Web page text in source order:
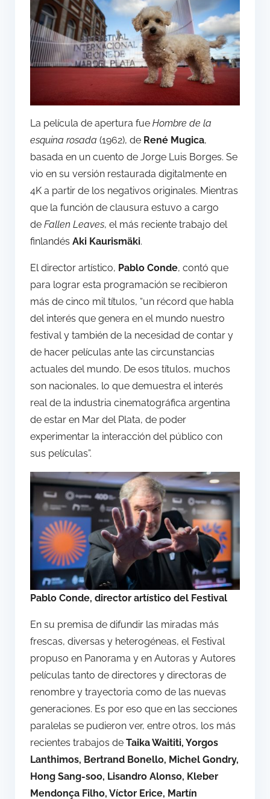
La película de apertura fue Hombre de la
esquina rosada (1962), de René Mugica,
basada en un cuento de Jorge Luis Borges. Se
vio en su versión restaurada digitalmente en
4K a partir de los negativos originales. Mientras
que la función de clausura estuvo a cargo
de Fallen Leaves, el más reciente trabajo del
finlandés Aki Kaurismäki.
El director artístico, Pablo Conde, contó que
para lograr esta programación se recibieron
más de cinco mil títulos, “un récord que habla
del interés que genera en el mundo nuestro
festival y también de la necesidad de contar y
de hacer películas ante las circunstancias
actuales del mundo. De esos títulos, muchos
son nacionales, lo que demuestra el interés
real de la industria cinematográfica argentina
de estar en Mar del Plata, de poder
experimentar la interacción del público con
sus películas”.
Pablo Conde, director artístico del Festival
En su premisa de difundir las miradas más
frescas, diversas y heterogéneas, el Festival
propuso en Panorama y en Autoras y Autores
películas tanto de directores y directoras de
renombre y trayectoria como de las nuevas
generaciones. Es por eso que en las secciones
paralelas se pudieron ver, entre otros, los más
recientes trabajos de Taika Waititi, Yorgos
Lanthimos, Bertrand Bonello, Michel Gondry,
Hong Sang-soo, Lisandro Alonso, Kleber
Mendonça Filho, Víctor Erice, Martín